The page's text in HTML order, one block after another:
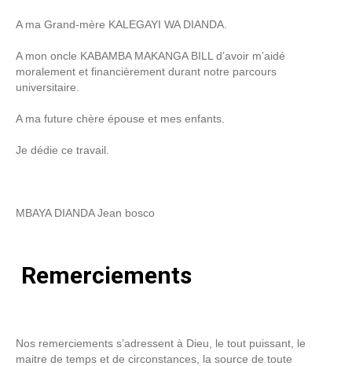
A ma Grand-mère KALEGAYI WA DIANDA.
A mon oncle KABAMBA MAKANGA BILL d’avoir m’aidé
moralement et financièrement durant notre parcours
universitaire.
A ma future chère épouse et mes enfants.
Je dédie ce travail.
MBAYA DIANDA Jean bosco
Remerciements
Nos remerciements s’adressent à Dieu, le tout puissant, le
maitre de temps et de circonstances, la source de toute